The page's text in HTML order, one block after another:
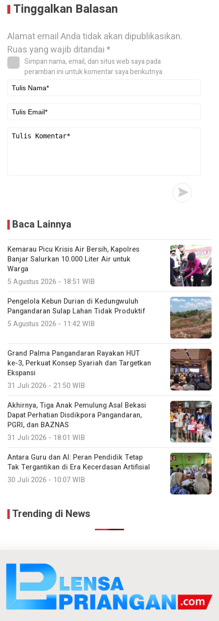
Tinggalkan Balasan
Alamat email Anda tidak akan dipublikasikan.
Ruas yang wajib ditandai*
Simpan nama, email, dan situs web saya pada
peramban ini untuk komentar saya berikutnya.
Baca Lainnya
Kemarau Picu Krisis Air Bersih, Kapolres
Banjar Salurkan 10.000 Liter Air untuk
Warga
5 Agustus 2026 - 18:51 WIB
Pengelola Kebun Durian di Kedungwuluh
Pangandaran Sulap Lahan Tidak Produktif ‎
5 Agustus 2026 - 11:42 WIB
Grand Palma Pangandaran Rayakan HUT
ke-3, Perkuat Konsep Syariah dan Targetkan
Ekspansi
31 Juli 2026 - 21:50 WIB
Akhirnya, Tiga Anak Pemulung Asal Bekasi
Dapat Perhatian Disdikpora Pangandaran,
PGRI, dan BAZNAS
31 Juli 2026 - 18:01 WIB
Antara Guru dan AI: Peran Pendidik Tetap
Tak Tergantikan di Era Kecerdasan Artifisial
30 Juli 2026 - 10:07 WIB
Trending di News